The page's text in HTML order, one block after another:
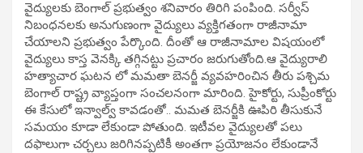
వైద్యులకు బెంగాల్ ప్రభుత్వం శనివారం తిరిగి పంపింది. సర్వీస్
నిబంధనలకు అనుగుణంగా వైద్యులు వ్యక్తిగతంగా రాజీనామా
చేయాలని ప్రభుత్వం పేర్కొంది. దీంతో ఆ రాజీనామాల విషయంలో
వైద్యులు కాస్త వెనక్కి తగ్గినట్టు ప్రచారం జరుగుతోంది.ఆ వైద్యురాలి
హత్యాచార ఘటన లో మమతా బెనర్జీ వ్యవహరించిన తీరు పశ్చిమ
బెంగాల్ రాష్ట్ర వ్యాప్తంగా సంచలనంగా మారింది. హైకోర్టు, సుప్రీంకోర్టు
ఈ కేసులో ఇన్వాల్వ్ కావడంతో.. మమత బెనర్జీకి ఊపిరి తీసుకునే
సమయం కూడా లేకుండా పోతుంది. ఇటీవల వైద్యులతో పలు
దఫాలుగా చర్చలు జరిగినప్పటికీ అంతగా ప్రయోజనం లేకుండానే